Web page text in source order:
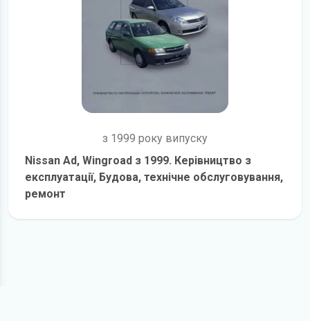
з 1999 року випуску
Nissan Ad, Wingroad з 1999. Керівництво з
експлуатації, Будова, технічне обслуговування,
ремонт